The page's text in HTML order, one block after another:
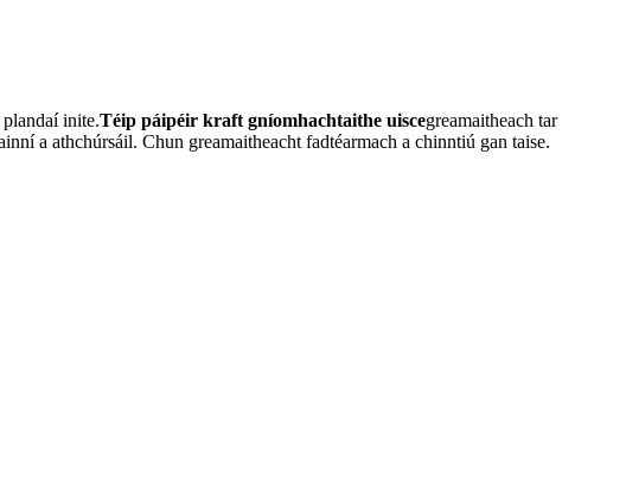
plandaí inite.Téip páipéir kraft gníomhachtaithe uiscegreamaitheach tar
a athchúrsáil. Chun greamaitheacht fadtéarmach a chinntiú gan taise.